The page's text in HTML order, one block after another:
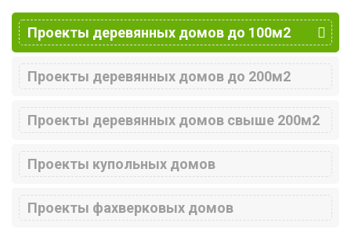
Проекты деревянных домов до 100м2
Проекты деревянных домов до 200м2
Проекты деревянных домов свыше 200м2
Проекты купольных домов
Проекты фахверковых домов